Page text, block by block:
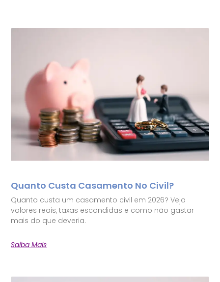
Quanto Custa Casamento No Civil?
Quanto custa um casamento civil em 2026? Veja
valores reais, taxas escondidas e como não gastar
mais do que deveria.
Saiba Mais